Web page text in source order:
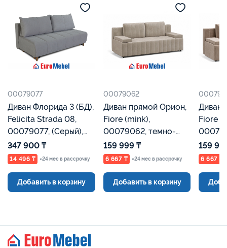
00079077
Диван Флорида 3 (БД),
Felicita Strada 08,
00079077, (Серый),
Евромебель
347 900 ₸
14 496 ₸ ×24 мес в рассрочку
Добавить в корзину
00079062
Диван прямой Орион,
Fiore (mink),
00079062, темно-
бежевый, Евромебель
159 999 ₸
6 667 ₸ ×24 мес в рассрочку
Добавить в корзину
Диван
Fiore
159
6 667 ₸